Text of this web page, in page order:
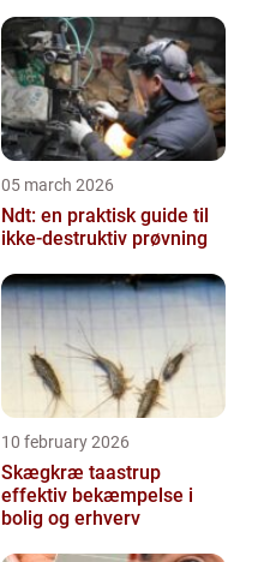
05 march 2026
Ndt: en praktisk guide til
ikke-destruktiv prøvning
10 february 2026
Skægkræ taastrup
effektiv bekæmpelse i
bolig og erhverv